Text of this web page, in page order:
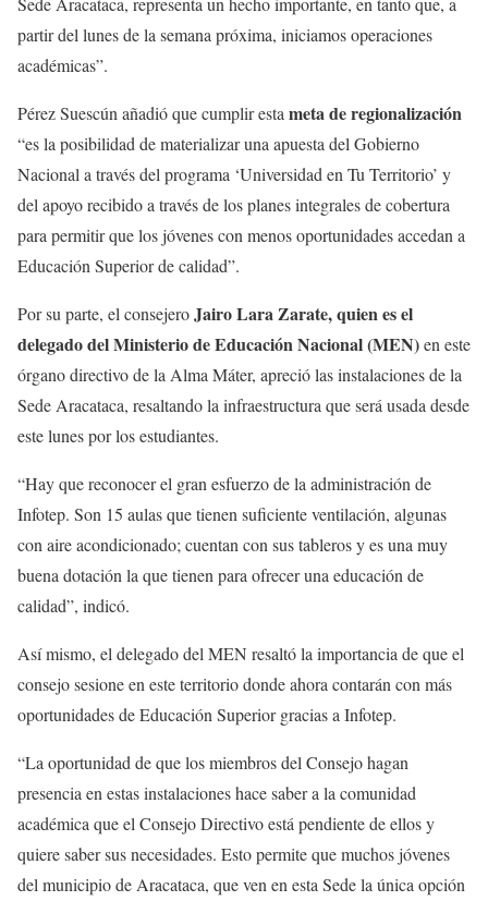
partir del lunes de la semana próxima, iniciamos operaciones
académicas”.
Pérez Suescún añadió que cumplir esta meta de regionalización
“es la posibilidad de materializar una apuesta del Gobierno
Nacional a través del programa ‘Universidad en Tu Territorio’ y
del apoyo recibido a través de los planes integrales de cobertura
para permitir que los jóvenes con menos oportunidades accedan a
Educación Superior de calidad”.
Por su parte, el consejeroJairo Lara Zarate, quien es el
delegado del Ministerio de Educación Nacional (MEN)en este
órgano directivo de la Alma Máter, apreció las instalaciones de la
Sede Aracataca, resaltando la infraestructura que será usada desde
este lunes por los estudiantes.
“Hay que reconocer el gran esfuerzo de la administración de
Infotep. Son 15 aulas que tienen suficiente ventilación, algunas
con aire acondicionado; cuentan con sus tableros y es una muy
buena dotación la que tienen para ofrecer una educación de
calidad”, indicó.
Así mismo, el delegado del MEN resaltó la importancia de que el
consejo sesione en este territorio donde ahora contarán con más
oportunidades de Educación Superior gracias a Infotep.
“La oportunidad de que los miembros del Consejo hagan
presencia en estas instalaciones hace saber a la comunidad
académica que el Consejo Directivo está pendiente de ellos y
quiere saber sus necesidades. Esto permite que muchos jóvenes
del municipio de Aracataca, que ven en esta Sede la única opción